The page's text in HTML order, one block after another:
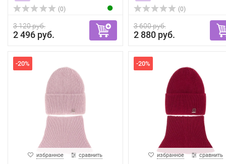
(0)
3 120 руб.
2 496 руб.
(0)
3 600 руб.
2 880 руб.
-20%
избранное сравнить
-20%
избранное сравнить